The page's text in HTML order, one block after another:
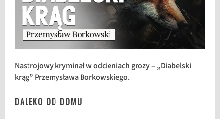
Nastrojowy kryminał w odcieniach grozy – „Diabelski
krąg” Przemysława Borkowskiego.
DALEKO OD DOMU